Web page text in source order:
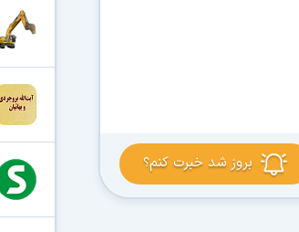
بروز شد خبرت کنم؟